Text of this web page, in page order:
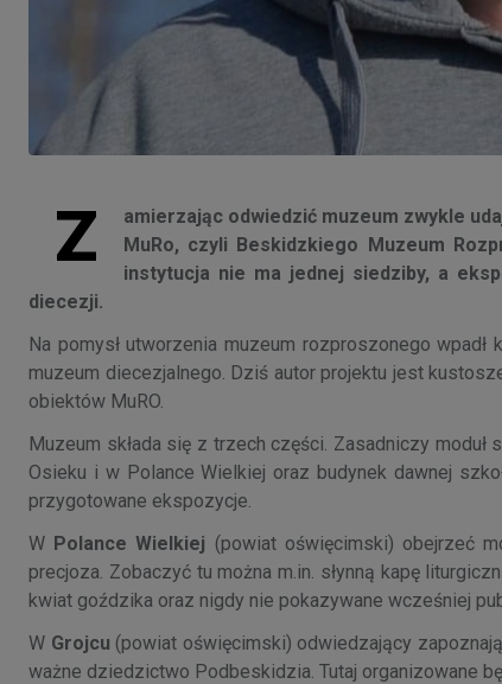
Z
amierzając odwiedzić muzeum zwykle
MuRo, czyli Beskidzkiego Muzeum
instytucja nie ma jednej siedziby, a
diecezji.
Na pomysł utworzenia muzeum rozproszonego
muzeum diecezjalnego. Dziś autor projektu jest
obiektów MuRO.
Muzeum składa się z trzech części. Zasadniczy moduł
Osieku i w Polance Wielkiej oraz budynek dawnej
przygotowane ekspozycje.
W Polance Wielkiej (powiat oświęcimski) obejrzeć
precjoza. Zobaczyć tu można m.in. słynną kapę
kwiat goździka oraz nigdy nie pokazywane wcześniej
W Grojcu (powiat oświęcimski) odwiedzający
ważne dziedzictwo Podbeskidzia. Tutaj organizowane